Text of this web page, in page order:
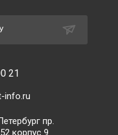
21
info.ru
пр.
корпус 9